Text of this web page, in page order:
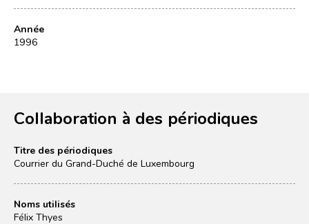
Année
1996
Collaboration à des périodiques
Titre des périodiques
Courrier du Grand-Duché de Luxembourg
Noms utilisés
Félix Thyes